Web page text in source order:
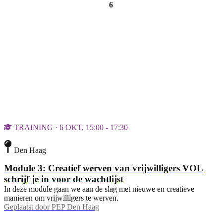
6
TRAINING · 6 OKT, 15:00 - 17:30
Den Haag
Module 3: Creatief werven van vrijwilligers VOL
schrijf je in voor de wachtlijst
In deze module gaan we aan de slag met nieuwe en creatieve
manieren om vrijwilligers te werven.
Geplaatst door PEP Den Haag